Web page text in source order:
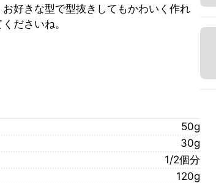
好きな型で型抜きしてもかわいく作れ
ださいね。
50g
30g
1/2個分
120g